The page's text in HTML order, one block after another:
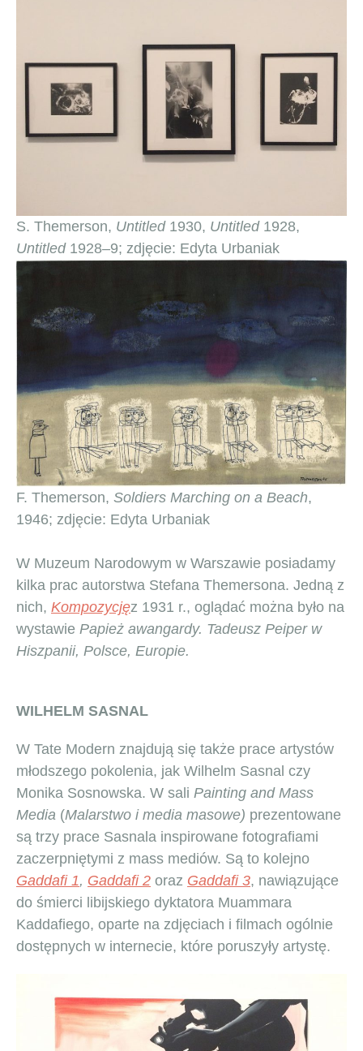
S. Themerson, Untitled 1930, Untitled 1928,
Untitled1928–9; zdjęcie: Edyta Urbaniak
F. Themerson, Soldiers Marching on a Beach,
1946; zdjęcie: Edyta Urbaniak
W Muzeum Narodowym w Warszawie posiadamy
kilka prac autorstwa Stefana Themersona. Jedną z
nich, Kompozycjęz 1931 r., oglądać można było na
wystawie Papież awangardy. Tadeusz Peiper w
Hiszpanii, Polsce, Europie.
WILHELM SASNAL
W Tate Modern znajdują się także prace artystów
młodszego pokolenia, jak Wilhelm Sasnal czy
Monika Sosnowska. W sali Painting and Mass
Media (Malarstwo i media masowe) prezentowane
są trzy prace Sasnala inspirowane fotografiami
zaczerpniętymi z mass mediów. Są to kolejno
Gaddafi 1, Gaddafi 2 oraz Gaddafi 3, nawiązujące
do śmierci libijskiego dyktatora Muammara
Kaddafiego, oparte na zdjęciach i filmach ogólnie
dostępnych w internecie, które poruszyły artystę.